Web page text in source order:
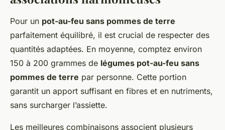
Pour un pot-au-feu sans pommes de terre
parfaitement équilibré, il est crucial de respecter des
quantités adaptées. En moyenne, comptez environ
150 à 200 grammes de légumes pot-au-feu sans
pommes de terre par personne. Cette portion
garantit un apport suffisant en fibres et en nutriments,
sans surcharger l’assiette.
Les meilleures combinaisons associent plusieurs